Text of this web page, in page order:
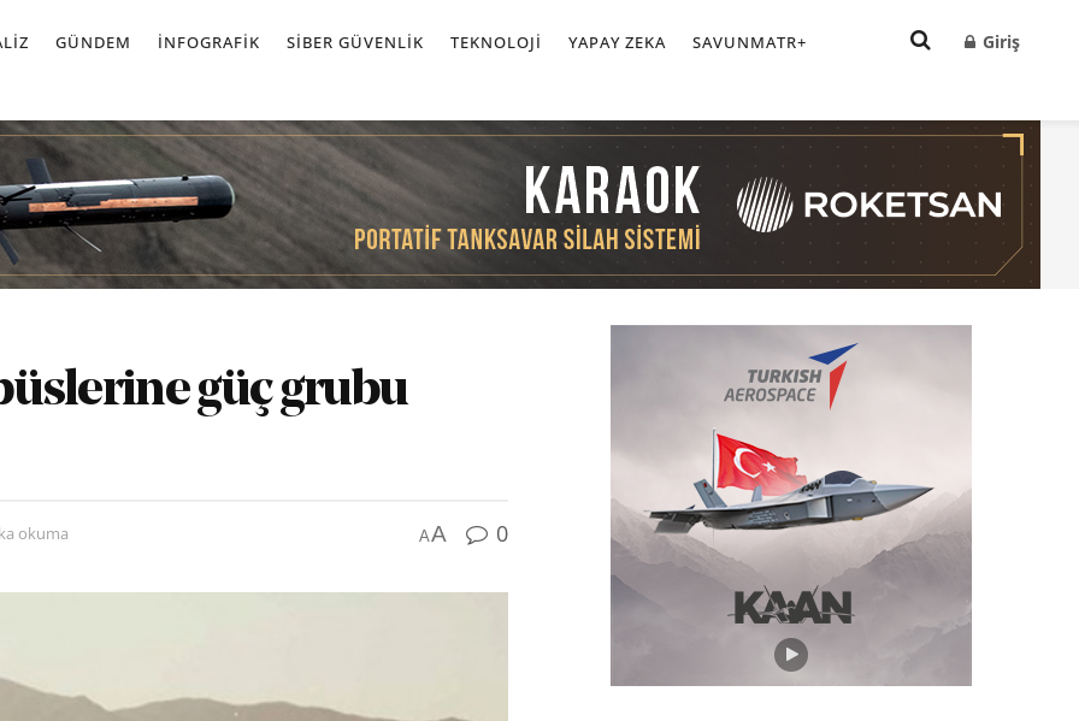
GÜNDEM İNFOGRAFIK SIBER GÜVENLIK TEKNOLOJI YAPAY ZEKA SAVUNMATR+ Giriş
güç grubu
okuma AA 0